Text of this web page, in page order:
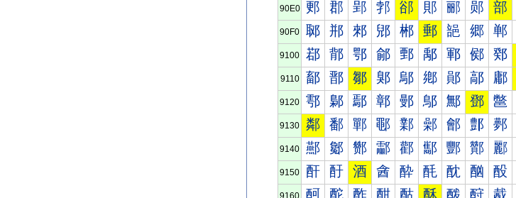
90E0 郠 郡 郢 郣 郤 郥 郦 郧 部
90F0 郰 郱 郲 郳 郴 郵 郶 郷 郸
9100 鄀 鄁 鄂 鄃 鄄 鄅 鄆 鄇 鄈
9110 鄐 鄑 鄒 鄓 鄔 鄕 鄖 鄗 鄘
9120 鄠 鄡 鄢 鄣 鄤 鄥 鄦 鄧 鄨
9130 鄰 鄱 鄲 鄳 鄴 鄵 鄶 鄷 鄸
9140 酀 酁 酂 酃 酄 酅 酆 酇 酈
9150 酐 酑 酒 酓 酔 酕 酖 酗 酘
9160 酠 酡 酢 酣 酤 酥 酦 酧 酨